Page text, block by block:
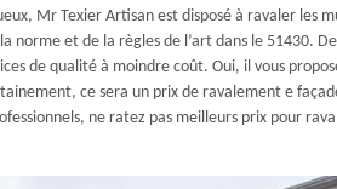
Mr Texier Artisan est disposé à ravaler les
et de la règles de l’art dans le 51430.
de qualité à moindre coût. Oui, il vous
ce sera un prix de ravalement e
ne ratez pas meilleurs prix pour